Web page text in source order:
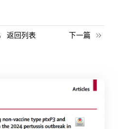
返回列表 下一篇